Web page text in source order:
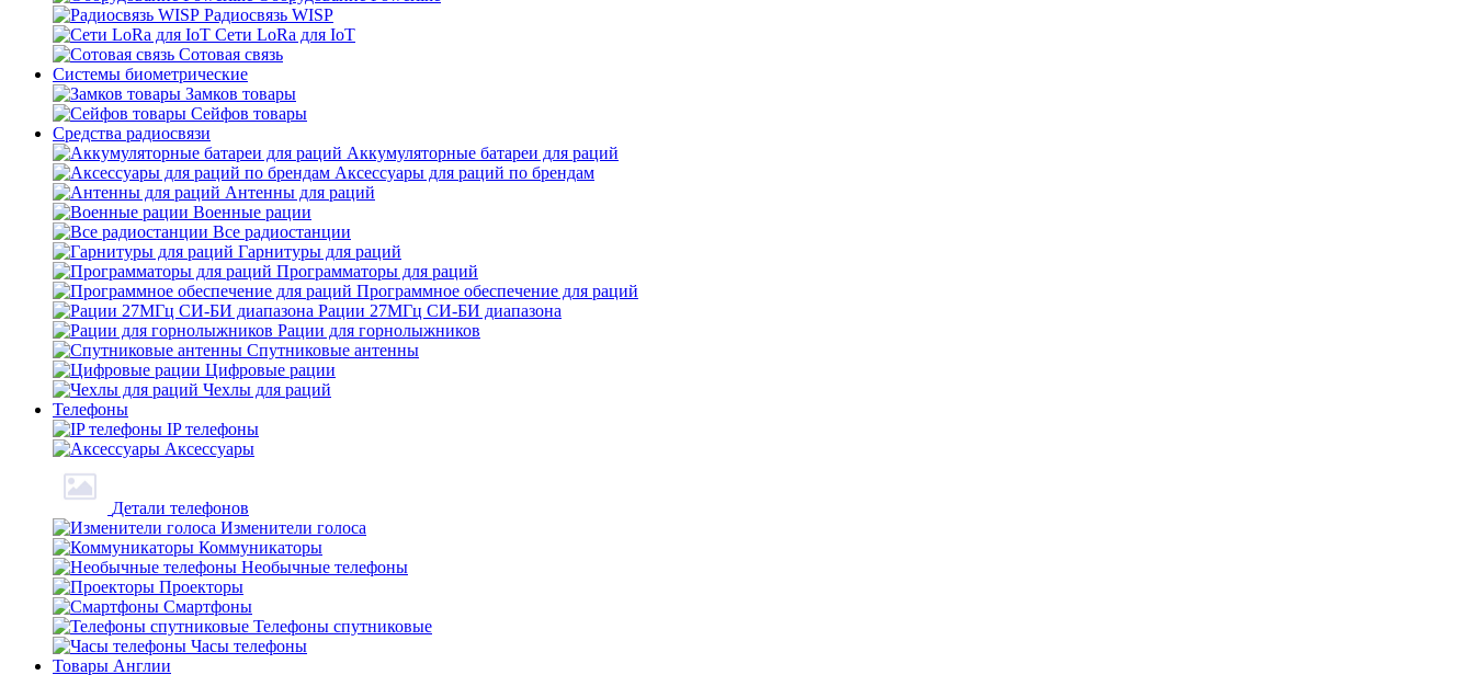
Радиосвязь WISP
Сети LoRa для IoT
Сотовая связь
Системы биометрические
Замков товары
Сейфов товары
Средства радиосвязи
Аккумуляторные батареи для раций
Аксессуары для раций по брендам
Антенны для раций
Военные рации
Все радиостанции
Гарнитуры для раций
Программаторы для раций
Программное обеспечение для раций
Рации 27МГц СИ-БИ диапазона
Рации для горнолыжников
Спутниковые антенны
Цифровые рации
Чехлы для раций
Телефоны
IP телефоны
Аксессуары
Детали телефонов
Изменители голоса
Коммуникаторы
Необычные телефоны
Проекторы
Смартфоны
Телефоны спутниковые
Часы телефоны
Товары Англии